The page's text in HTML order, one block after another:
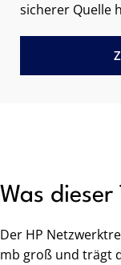
sicherer Quelle
Was
Der HP
mb groß und trägt